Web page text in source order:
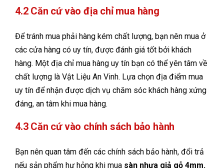
4.2 Căn cứ vào địa chỉ mua hàng
Để tránh mua phải hàng kém chất lượng, bạn nên mua ở
các cửa hàng có uy tín, được đánh giá tốt bởi khách
hàng. Một địa chỉ mua hàng uy tín bạn có thể yên tâm về
chất lượng là Vật Liệu An Vinh. Lựa chọn địa điểm mua
uy tín để nhận được dịch vụ chăm sóc khách hàng xứng
đáng, an tâm khi mua hàng.
4.3 Căn cứ vào chính sách bảo hành
Bạn nên quan tâm đến các chính sách bảo hành, đổi trả
nếu sản phẩm hư hỏng khi mua sàn nhựa giả gỗ 4mm.